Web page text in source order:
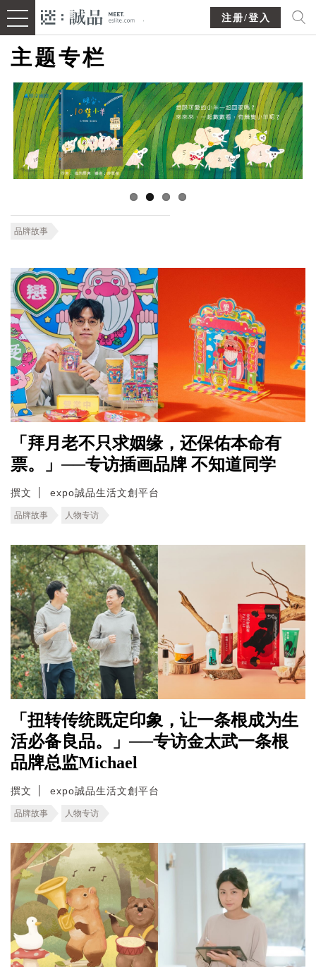
注册/登入
主题专栏
品牌故事
「拜月老不只求姻缘，还保佑本命有
票。」──专访插画品牌 不知道同学
撰文 expo誠品生活文創平台
品牌故事 人物专访
「扭转传统既定印象，让一条根成为生
活必备良品。」──专访金太武一条根
品牌总监Michael
撰文 expo誠品生活文創平台
品牌故事 人物专访